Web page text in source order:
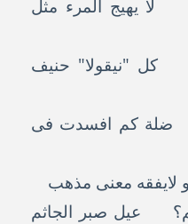
يهيج المرء مثل
كل "نيقولا" حنيف
كم افسدت فى
لايفقه معنى مذهب
عيل صبر الجاثم